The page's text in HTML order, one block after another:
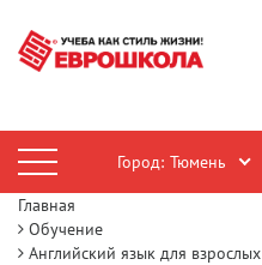
Город: Тюмень
Главная
Обучение
Английский язык для взрослых